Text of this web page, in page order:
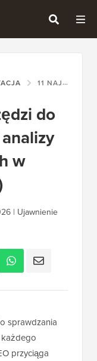
11 NAJLEPSZYCH NARZĘDZI DO SPRAWDZANIA SEO I ANALIZY STRON INTERNETOWYCH W PORÓWNANIU (2026)
do
w
| Ujawnienie
sprawdzania
przyciąga